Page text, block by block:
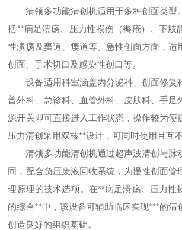
清领多功能清创机适用于多种创面类型
括**病足溃疡、压力性损伤（褥疮）、下肢
性溃疡及窦道、瘘道等。急性创面方面，适
创面、手术切口及感染性创口等。
设备适用科室涵盖内分泌科、创面修复
普外科、急诊科、血管外科、皮肤科、手足
源开关即可直接进入工作状态，操作较为便
压力清创采用双核**设计，可同时使用且互不
清领多功能清创机通过超声波清创与脉
同，配合负压废液回收系统，为慢性创面管
理原理的技术选项。在**病足溃疡、压力性
的综合**中，该设备可辅助临床实现***的清
创造良好的组织基础。